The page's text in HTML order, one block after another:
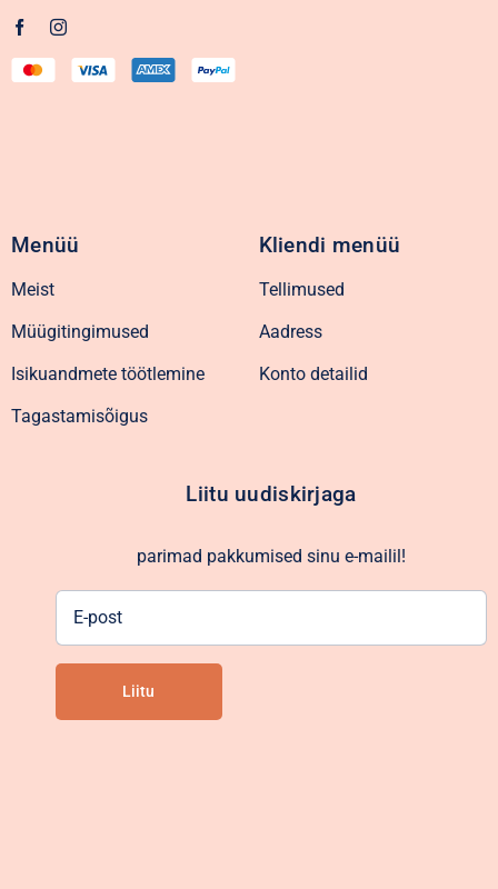
Menüü
Meist
Müügitingimused
Isikuandmete töötlemine
Tagastamisõigus
Kliendi menüü
Tellimused
Aadress
Konto detailid
Liitu uudiskirjaga
parimad pakkumised sinu e-mailil!
Liitu